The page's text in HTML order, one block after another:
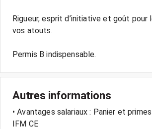
Rigueur, esprit d’initiative et goût pour
vos atouts.
Permis B indispensable.
Autres informations
• Avantages salariaux : Panier et
IFM CE